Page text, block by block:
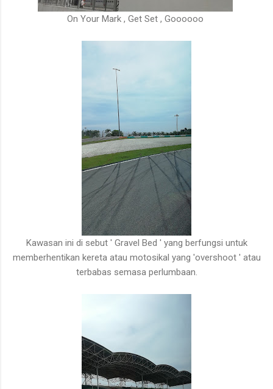
On Your Mark , Get Set , Goooooo
Kawasan ini di sebut ' Gravel Bed ' yang berfungsi untuk
memberhentikan kereta atau motosikal yang 'overshoot ' atau
terbabas semasa perlumbaan.